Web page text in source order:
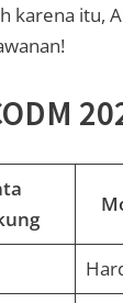
karena itu,